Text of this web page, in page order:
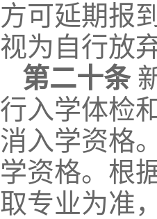
方可延期报
视为自行放
第二十条
行入学体检
消入学资格
学资格。根
取专业为准